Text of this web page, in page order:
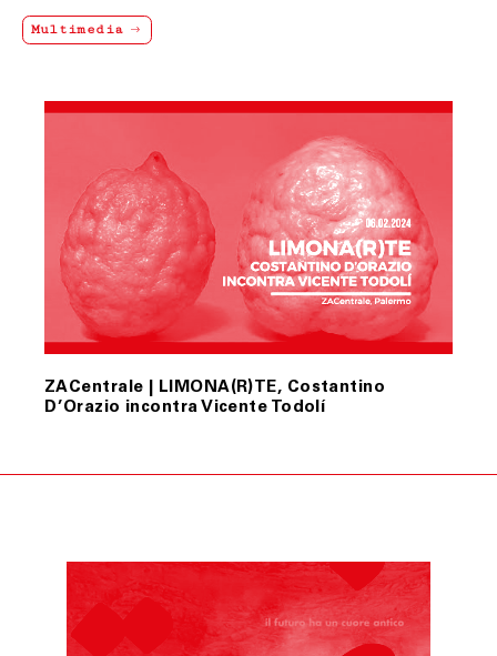
Multimedia
ZACentrale | LIMONA(R)TE, Costantino
D’Orazio incontra Vicente Todolí